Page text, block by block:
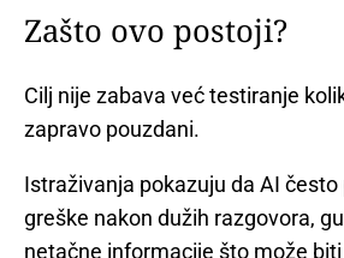
Zašto ovo postoji?
Cilj nije zabava već testiranje
zapravo pouzdani.
Istraživanja pokazuju da AI često
greške nakon dužih razgovora,
netačne informacije što može